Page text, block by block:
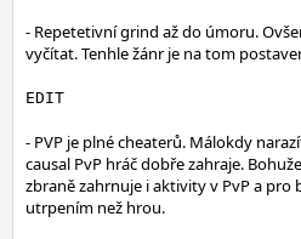
- Repetetivní grind až do úmoru.
vyčítat. Tenhle žánr je na tom
EDIT
- PVP je plné cheaterů. Málokdy
causal PvP hráč dobře zahraje.
zbraně zahrnuje i aktivity v PvP a pro
utrpením než hrou.